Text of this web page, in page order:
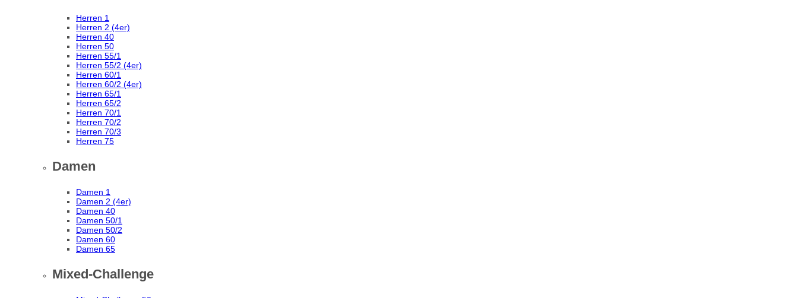
Herren 1
Herren 2 (4er)
Herren 40
Herren 50
Herren 55/1
Herren 55/2 (4er)
Herren 60/1
Herren 60/2 (4er)
Herren 65/1
Herren 65/2
Herren 70/1
Herren 70/2
Herren 70/3
Herren 75
Damen
Damen 1
Damen 2 (4er)
Damen 40
Damen 50/1
Damen 50/2
Damen 60
Damen 65
Mixed-Challenge